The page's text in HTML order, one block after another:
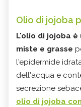
Olio di jojoba
L'olio di jojoba
miste e grasse
l'epidermide
dell'acqua e
secrezione
olio di jojoba